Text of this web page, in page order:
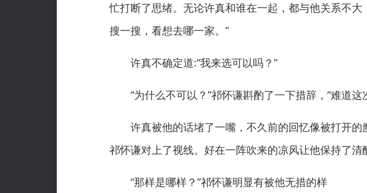
忙打断了思绪。无论许真和谁在一起，都与他关系不
搜一搜，看想去哪一家。”
许真不确定道:“我来选可以吗？”
“为什么不可以？”祁怀谦斟酌了一下措辞，“难道这
许真被他的话堵了一嘴，不久前的回忆像被打开的
祁怀谦对上了视线。好在一阵吹来的凉风让他保持了
“那样是哪样？”祁怀谦明显有被他无措的样